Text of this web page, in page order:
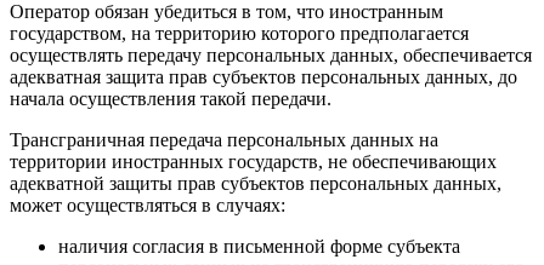
Оператор обязан убедиться в том, что иностранным
государством, на территорию которого предполагается
осуществлять передачу персональных данных, обеспечивается
адекватная защита прав субъектов персональных данных, до
начала осуществления такой передачи.
Трансграничная передача персональных данных на
территории иностранных государств, не обеспечивающих
адекватной защиты прав субъектов персональных данных,
может осуществляться в случаях:
наличия согласия в письменной форме субъекта